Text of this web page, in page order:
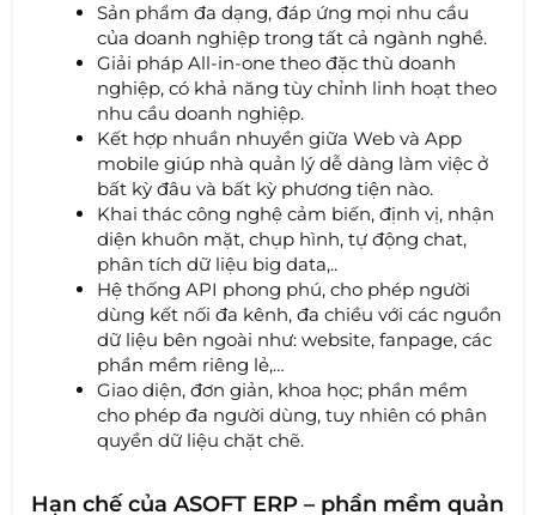
Sản phẩm đa dạng, đáp ứng mọi nhu cầu
của doanh nghiệp trong tất cả ngành nghề.
Giải pháp All-in-one theo đặc thù doanh
nghiệp, có khả năng tùy chỉnh linh hoạt theo
nhu cầu doanh nghiệp.
Kết hợp nhuần nhuyền giữa Web và App
mobile giúp nhà quản lý dễ dàng làm việc ở
bất kỳ đâu và bất kỳ phương tiện nào.
Khai thác công nghệ cảm biến, định vị, nhận
diện khuôn mặt, chụp hình, tự động chat,
phân tích dữ liệu big data,..
Hệ thống API phong phú, cho phép người
dùng kết nối đa kênh, đa chiều với các nguồn
dữ liệu bên ngoài như: website, fanpage, các
phần mềm riêng lẻ,…
Giao diện, đơn giản, khoa học; phần mềm
cho phép đa người dùng, tuy nhiên có phân
quyền dữ liệu chặt chẽ.
Hạn chế của ASOFT ERP – phần mềm quản